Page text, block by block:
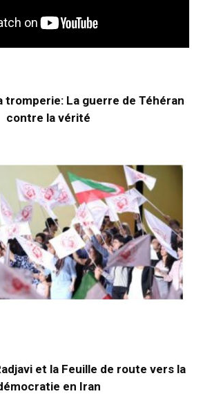
tromperie: La guerre de Téhéran
contre la vérité
et la Feuille de route vers la
en Iran